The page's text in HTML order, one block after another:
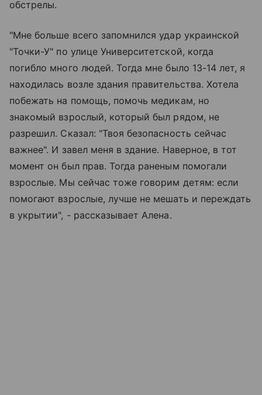
обстрелы.
"Мне больше всего запомнился удар украинской
"Точки-У" по улице Университетской, когда
погибло много людей. Тогда мне было 13-14 лет, я
находилась возле здания правительства. Хотела
побежать на помощь, помочь медикам, но
знакомый взрослый, который был рядом, не
разрешил. Сказал: "Твоя безопасность сейчас
важнее". И завел меня в здание. Наверное, в тот
момент он был прав. Тогда раненым помогали
взрослые. Мы сейчас тоже говорим детям: если
помогают взрослые, лучше не мешать и переждать
в укрытии", - рассказывает Алена.